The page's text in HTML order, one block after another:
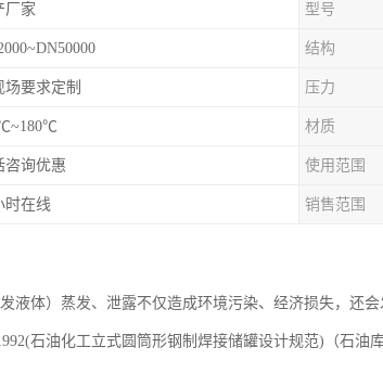
厂家 型号
结构
场要求定制 压力
材质
咨询优惠 使用范围
时在线 销售范围
液体）蒸发、泄露不仅造成环境污染、经济损失，还
石油化工立式圆筒形钢制焊接储罐设计规范)（石油